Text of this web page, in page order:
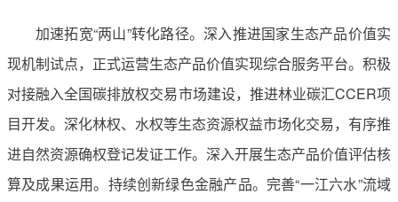
加速拓宽“两山”转化路径。深入推进国家生态产品价值实
现机制试点，正式运营生态产品价值实现综合服务平台。积极
对接融入全国碳排放权交易市场建设，推进林业碳汇CCER项
目开发。深化林权、水权等生态资源权益市场化交易，有序推
进自然资源确权登记发证工作。深入开展生态产品价值评估核
算及成果运用。持续创新绿色金融产品。完善“一江六水”流域